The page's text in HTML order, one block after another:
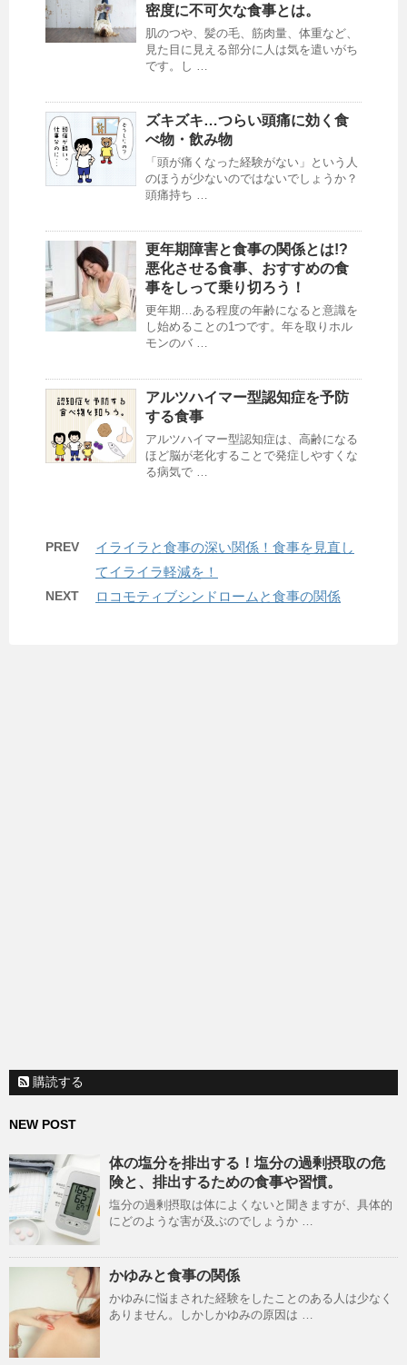
密度に不可欠な食事とは。
肌のつや、髪の毛、筋肉量、体重など、
見た目に見える部分に人は気を遣いがち
です。し …
ズキズキ…つらい頭痛に効く食
べ物・飲み物
「頭が痛くなった経験がない」という人
のほうが少ないのではないでしょうか？
頭痛持ち …
更年期障害と食事の関係とは!?
悪化させる食事、おすすめの食
事をしって乗り切ろう！
更年期…ある程度の年齢になると意識を
し始めることの1つです。年を取りホル
モンのバ …
アルツハイマー型認知症を予防
する食事
アルツハイマー型認知症は、高齢になる
ほど脳が老化することで発症しやすくな
る病気で …
PREV
イライラと食事の深い関係！食事を見直し
てイライラ軽減を！
NEXT ロコモティブシンドロームと食事の関係
購読する
NEW POST
体の塩分を排出する！塩分の過剰摂取の危
険と、排出するための食事や習慣。
塩分の過剰摂取は体によくないと聞きますが、具体的
にどのような害が及ぶのでしょうか …
かゆみと食事の関係
かゆみに悩まされた経験をしたことのある人は少なく
ありません。しかしかゆみの原因は …